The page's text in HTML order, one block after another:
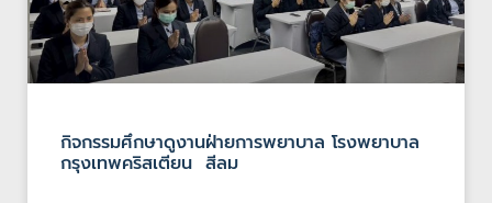
กิจกรรมศึกษาดูงานฝ่ายการพยาบาล โรงพยาบาล
กรุงเทพคริสเตียน สีลม